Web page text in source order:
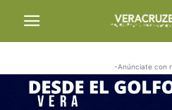
-Anúnciate con